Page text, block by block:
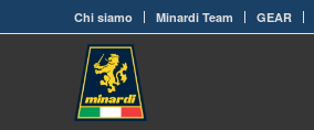
Chi siamo Minardi Team GEAR